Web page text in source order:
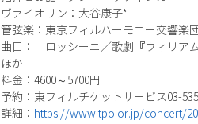
ヴァイオリン：大谷康子*
管弦楽：東京フィルハーモニー交響楽団
曲目： ロッシーニ／歌劇『ウィリア
ほか
料金：4600～5700円
予約：東フィルチケットサービス03-
詳細： https://www.tpo.or.jp/concert/